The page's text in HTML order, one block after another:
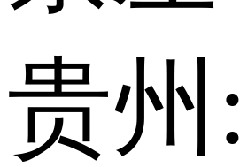
贵州: